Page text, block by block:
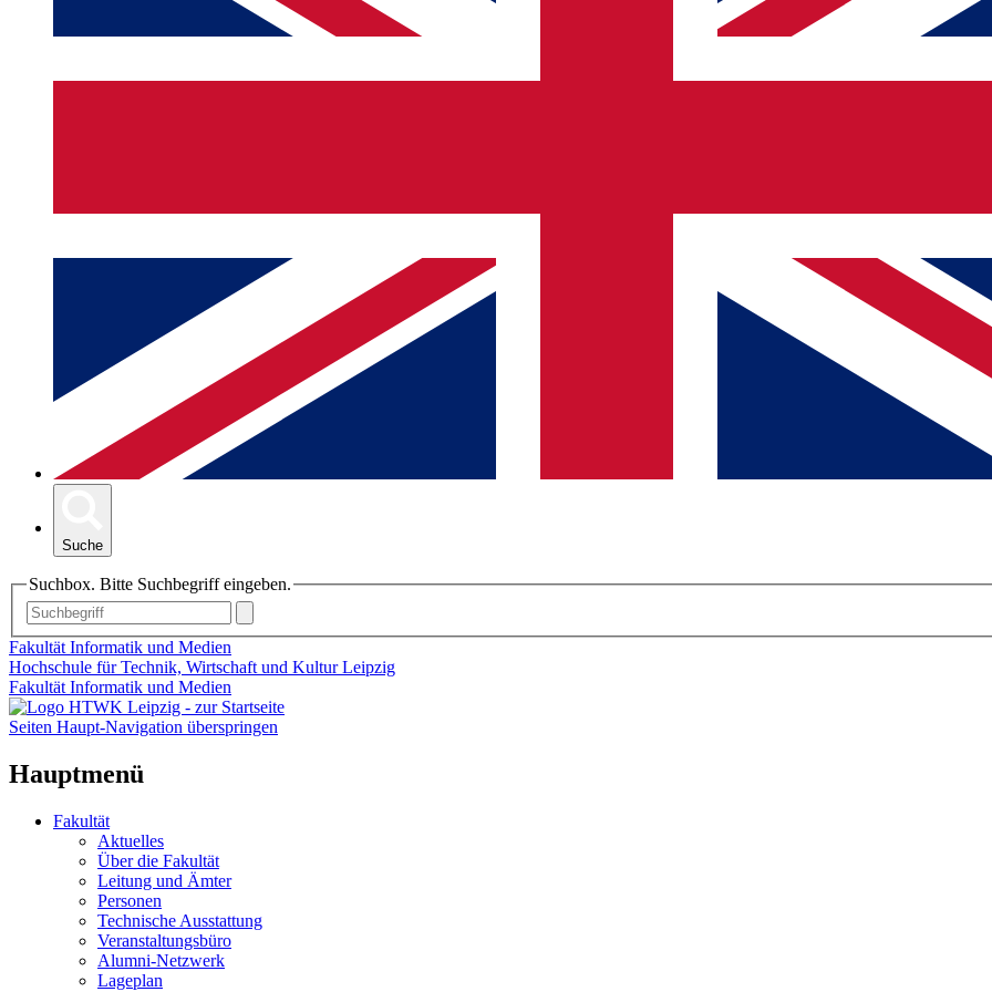
Suche
Suchbox. Bitte Suchbegriff eingeben.
Fakultät Informatik und Medien
Hochschule für Technik, Wirtschaft und Kultur Leipzig
Fakultät Informatik und Medien
Seiten Haupt-Navigation überspringen
Hauptmenü
Fakultät
Aktuelles
Über die Fakultät
Leitung und Ämter
Personen
Technische Ausstattung
Veranstaltungsbüro
Alumni-Netzwerk
Lageplan